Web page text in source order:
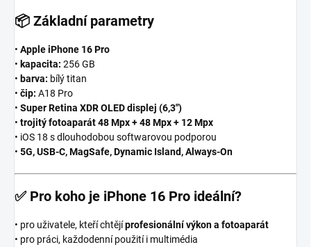
📦 Základní parametry
• Apple iPhone 16 Pro
• kapacita: 256 GB
• barva: bílý titan
• čip: A18 Pro
• Super Retina XDR OLED displej (6,3″)
• trojitý fotoaparát 48 Mpx + 48 Mpx + 12 Mpx
• iOS 18 s dlouhodobou softwarovou podporou
• 5G, USB-C, MagSafe, Dynamic Island, Always-On
✅ Pro koho je iPhone 16 Pro ideální?
• pro uživatele, kteří chtějíprofesionální výkon a fotoaparát
• pro práci, každodenní použití i multimédia